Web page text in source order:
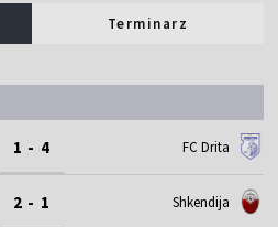
Terminarz
1 - 4 FC Drita
2 - 1 Shkendija